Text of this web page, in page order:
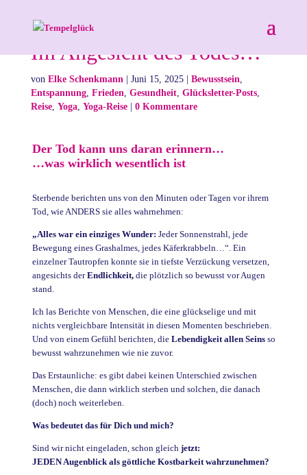
Im Angesicht des Todes…
von Elke Schenkmann| Juni 15, 2025| Bewusstsein,
Entspannung, Frieden, Gesundheit, Glücksletter-Posts,
Reise, Yoga, Yoga-Reise| 0 Kommentare
Der Tod kann uns daran erinnern…
…was wirklich wesentlich ist
Sterbende berichten uns von den Minuten oder Tagen vor ihrem
Tod, wie ANDERS sie alles wahrnehmen:
„Alles war ein einziges Wunder: Jeder Sonnenstrahl, jede
Bewegung eines Grashalmes, jedes Käferkrabbeln…“. Ein
einzelner Tautropfen konnte sie in tiefste Verzückung versetzen,
angesichts derEndlichkeit,die plötzlich so bewusst vor Augen
stand.
Ich las Berichte von Menschen, die eine glückselige und mit
nichts vergleichbare Intensität in diesen Momenten beschrieben.
Und von einem Gefühl berichten, die Lebendigkeit allen Seinsso
bewusst wahrzunehmen wie nie zuvor.
Das Erstaunliche: es gibt dabei keinen Unterschied zwischen
Menschen, die dann wirklich sterben und solchen, die danach
(doch) noch weiterleben.
Was bedeutet das für Dich und mich?
Sind wir nicht eingeladen, schon gleichjetzt:
JEDEN Augenblick als göttliche Kostbarkeit wahrzunehmen?